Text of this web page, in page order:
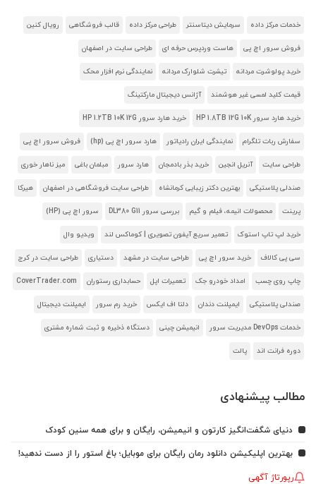
خدمات مرکز داده سرمایش دیتاسنتر طراحی مرکز داده قالب فروشگاهی رویال کنین
فروش سرور اچ پی هاست وردپرس حرفه ای طراحی سایت در اصفهان
خرید پولوشرت مردانه تیشرت شلوارک مردانه نمایندگی نرم افزار محک
قیمت کلید لمسی غیر هوشمند آژانس دیجیتال مارکتینگ
خرید هارد سرور HP 1.8TB 12G 10K خرید هارد سرور HP 1.2TB 10K 12G
سفارش ربات تلگرام نمایندگی ایران رادیاتور هارد سرور اچ پی (hp) فروش سرور اچ پی
طراحی سایت آنریل انجین خرید بذر بادمجان هارد سرور مبلمان باغی میز ناهار خوری
صندلی پلاستیکی بهترین دکتر زیبایی کرمانشاه طراحی سایت فروشگاهی در اصفهان هیرکا
پرینت محصولات انیمه، فیلم و گیم بررسی سرور DL380 G11 سرور اچ پی (HP)
خرید لپ تاپ استوک تعمیر سریع آیفون تصویری | کوماکس لند ویدیو وال
سی پی کالاف خرید سرور اچ پی طراحی سایت در مشهد دستیاری طراحی سایت در کرج
چاپ روی چسب امداد خودرو جک تعمیرات اپل حسابداری رستوران CoverTrader.com
صندلی پلاستیکی ایمپلنت دندان دلتا اف ایکس خرید رم سرور ایمپلنت دیجیتال
خدمات DevOps مدیریت سرور انیمیشن چینی دستگاه ذخیره و ثبت شماره مشتری
دوره فرانت اند پالت
مطالب پیشنهادی
دنیای شگفت‌انگیز کارتون و انیمیشن، رایگان و برای همه سنین کودک
بهترین اپلیکیشن دانلود رمان رایگان برای موبایل؛ باغ استور را از دست ندهید!
رپورتاژ آگهی